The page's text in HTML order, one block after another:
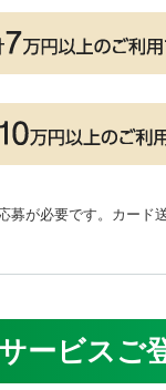
募が必要です。カード
ービスご